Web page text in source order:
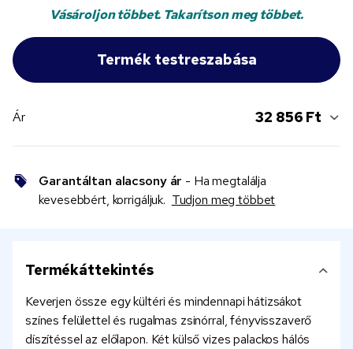
Vásároljon többet. Takarítson meg többet.
Ár 32 856 Ft
Garantáltan alacsony ár - Ha megtalálja
kevesebbért, korrigáljuk. Tudjon meg többet
Termékáttekintés
Keverjen össze egy kültéri és mindennapi hátizsákot
színes felülettel és rugalmas zsinórral, fényvisszaverő
díszítéssel az előlapon. Két külső vizes palackos hálós